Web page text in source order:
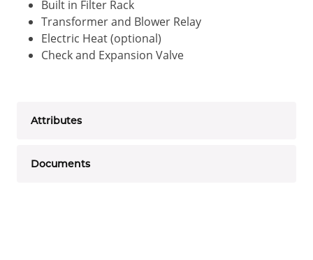
Built in Filter Rack
Transformer and Blower Relay
Electric Heat (optional)
Check and Expansion Valve
Attributes
Documents